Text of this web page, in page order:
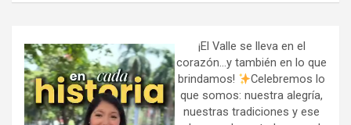
h
¡El Valle se lleva en el
corazón…y también en lo que
brindamos!
Celebremos lo
que somos: nuestra alegría,
nuestras tradiciones y ese